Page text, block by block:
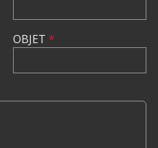
OBJET *